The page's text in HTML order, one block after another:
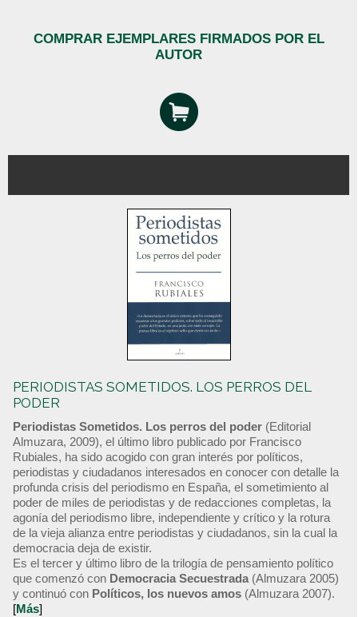
COMPRAR EJEMPLARES FIRMADOS POR EL
AUTOR
PERIODISTAS SOMETIDOS. LOS PERROS DEL
PODER
Periodistas Sometidos. Los perros del poder (Editorial
Almuzara, 2009), el último libro publicado por Francisco
Rubiales, ha sido acogido con gran interés por políticos,
periodistas y ciudadanos interesados en conocer con detalle la
profunda crisis del periodismo en España, el sometimiento al
poder de miles de periodistas y de redacciones completas, la
agonía del periodismo libre, independiente y crítico y la rotura
de la vieja alianza entre periodistas y ciudadanos, sin la cual la
democracia deja de existir.
Es el tercer y último libro de la trilogía de pensamiento político
que comenzó con Democracia Secuestrada (Almuzara 2005)
y continuó con Políticos, los nuevos amos (Almuzara 2007).
[Más]